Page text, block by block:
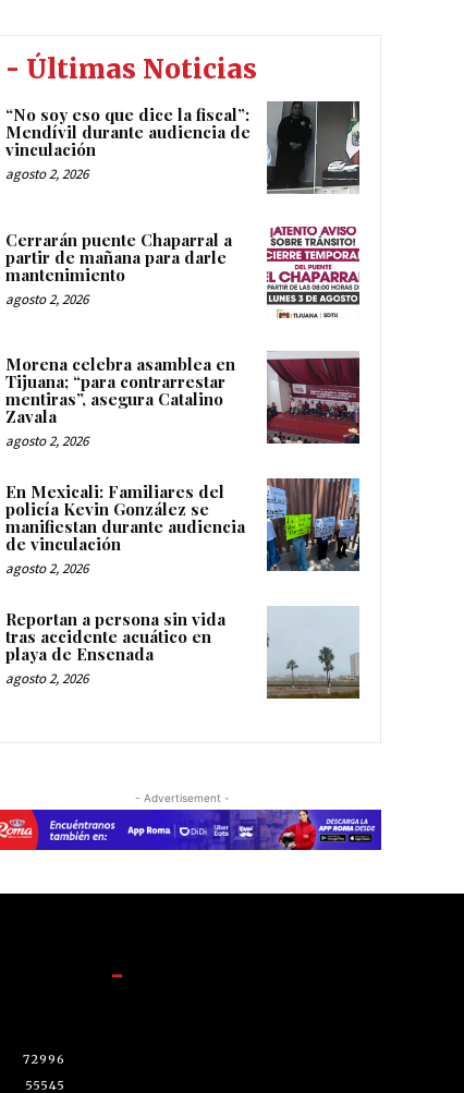
- Últimas Noticias
“No soy eso que dice la fiscal”:
Mendívil durante audiencia de
vinculación
agosto 2, 2026
Cerrarán puente Chaparral a
partir de mañana para darle
mantenimiento
agosto 2, 2026
Morena celebra asamblea en
Tijuana; “para contrarrestar
mentiras”, asegura Catalino
Zavala
agosto 2, 2026
En Mexicali: Familiares del
policía Kevin González se
manifiestan durante audiencia
de vinculación
agosto 2, 2026
Reportan a persona sin vida
tras accidente acuático en
playa de Ensenada
agosto 2, 2026
- Advertisement -
72996
55545
-